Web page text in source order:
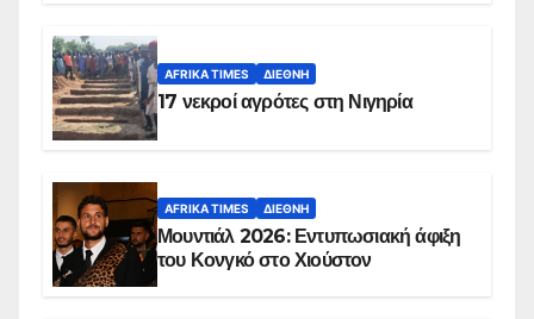
AFRIKA TIMES ΔΙΕΘΝΉ
17 νεκροί αγρότες στη Νιγηρία
AFRIKA TIMES ΔΙΕΘΝΉ
Μουντιάλ 2026: Εντυπωσιακή άφιξη
του Κονγκό στο Χιούστον